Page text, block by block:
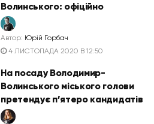
Волинського: офіційно
Автор: Юрій Горбач
4 ЛИСТОПАДА 2020 В 12:50
На посаду Володимир-
Волинського міського голови
претендує п’ятеро кандидатів